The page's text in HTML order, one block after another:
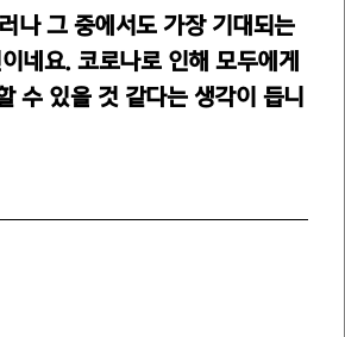
나 그 중에서도 가장 기대되는
네요. 코로나로 인해 모두에게
수 있을 것 같다는 생각이 듭니